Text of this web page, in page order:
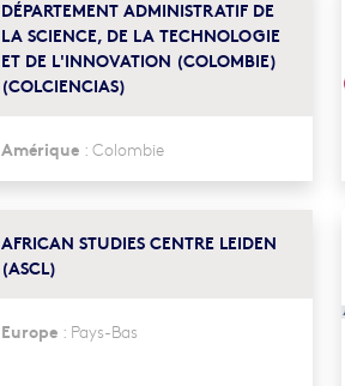
DÉPARTEMENT ADMINISTRATIF DE
LA SCIENCE, DE LA TECHNOLOGIE
ET DE L'INNOVATION (COLOMBIE)
(COLCIENCIAS)
Amérique: Colombie
AFRICAN STUDIES CENTRE LEIDEN
(ASCL)
Europe: Pays-Bas